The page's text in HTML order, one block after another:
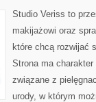
Studio Veriss to
makijażowi oraz
które chcą rozwijać
Strona ma
związane z
urody, w którym